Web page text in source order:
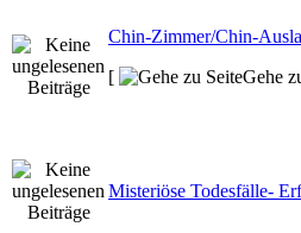
Chin-Zimmer/Chin-
[
Gehe
Misteriöse Todesfälle-